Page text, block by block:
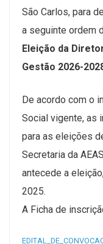
São Carlos, para
a seguinte ordem
Eleição da
Gestão 2026-
De acordo com o
Social vigente, as
para as eleições
Secretaria da
antecede a
2025.
A Ficha de